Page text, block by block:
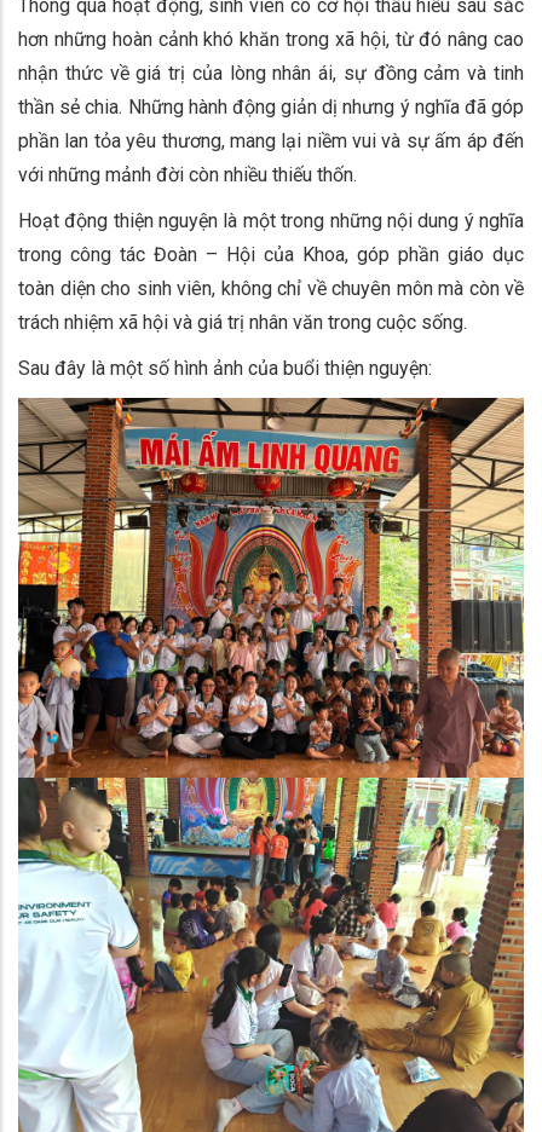
Thông qua hoạt động, sinh viên có cơ hội thấu hiểu sâu sắc
hơn những hoàn cảnh khó khăn trong xã hội, từ đó nâng cao
nhận thức về giá trị của lòng nhân ái, sự đồng cảm và tinh
thần sẻ chia. Những hành động giản dị nhưng ý nghĩa đã góp
phần lan tỏa yêu thương, mang lại niềm vui và sự ấm áp đến
với những mảnh đời còn nhiều thiếu thốn.
Hoạt động thiện nguyện là một trong những nội dung ý nghĩa
trong công tác Đoàn – Hội của Khoa, góp phần giáo dục
toàn diện cho sinh viên, không chỉ về chuyên môn mà còn về
trách nhiệm xã hội và giá trị nhân văn trong cuộc sống.
Sau đây là một số hình ảnh của buổi thiện nguyện: